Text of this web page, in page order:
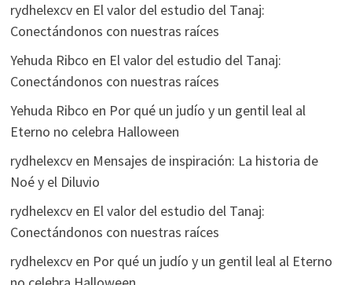
rydhelexcven El valor del estudio del Tanaj:
Conectándonos con nuestras raíces
Yehuda Ribco en El valor del estudio del Tanaj:
Conectándonos con nuestras raíces
Yehuda Ribco en Por qué un judío y un gentil leal al
Eterno no celebra Halloween
rydhelexcven Mensajes de inspiración: La historia de
Noé y el Diluvio
rydhelexcven El valor del estudio del Tanaj:
Conectándonos con nuestras raíces
rydhelexcven Por qué un judío y un gentil leal al Eterno